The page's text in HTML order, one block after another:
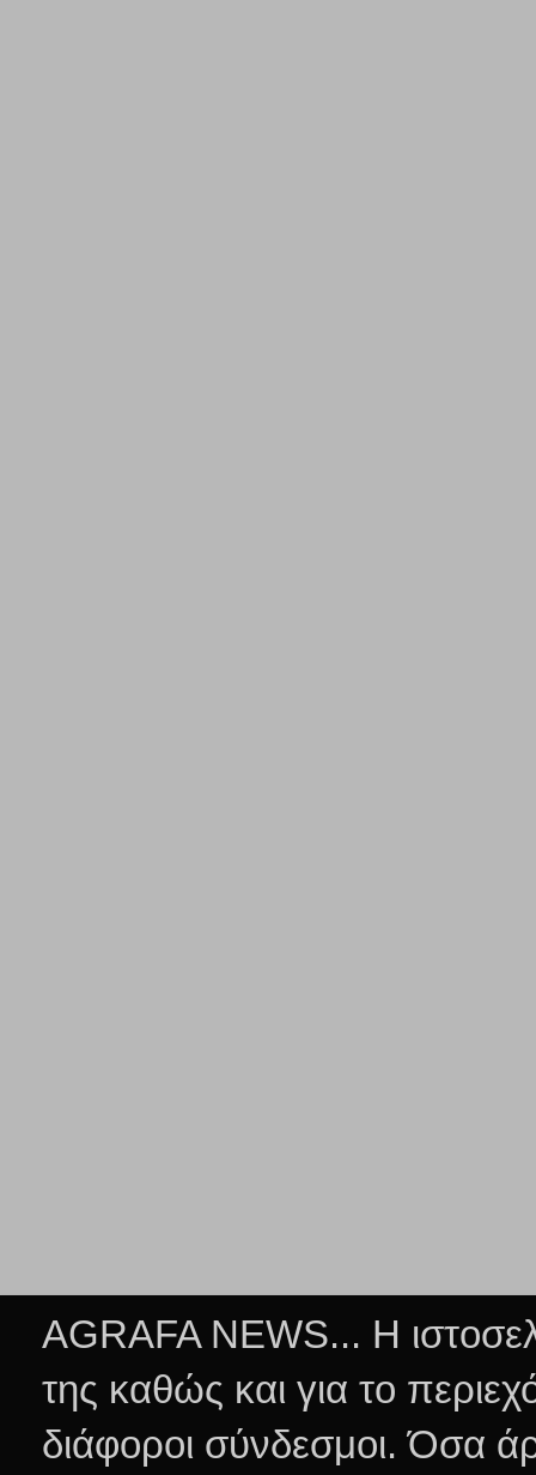
AGRAFA NEWS... Η
της καθώς και για το
διάφοροι σύνδεσμοι.Όσα